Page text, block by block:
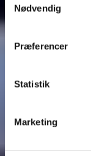
Nødvendig
Præferencer
Statistik
Marketing